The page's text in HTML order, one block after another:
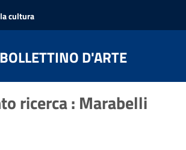
cultura
la navigazione
BOLLETTINO D'ARTE
ricerca : Marabelli